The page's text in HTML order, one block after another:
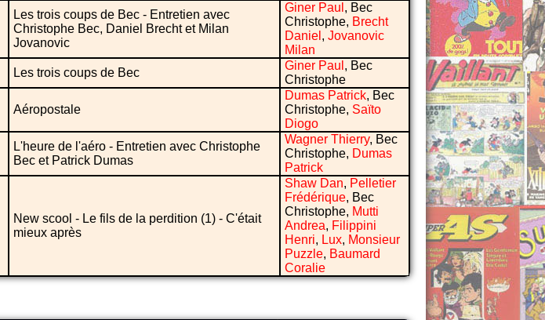
Les trois coups de Bec - Entretien avec
Christophe Bec, Daniel Brecht et Milan
Jovanovic
Giner Paul , Bec
Christophe, Brecht
Daniel , Jovanovic
Milan
Les trois coups de Bec
Giner Paul , Bec
Christophe
Aéropostale
Dumas Patrick, Bec
Christophe, Saïto
Diogo
L'heure de l'aéro - Entretien avec Christophe
Bec et Patrick Dumas
Wagner Thierry, Bec
Christophe, Dumas
Patrick
New scool - Le fils de la perdition (1) - C'était
mieux après
Shaw Dan, Pelletier
Frédérique, Bec
Christophe, Mutti
Andrea, Filippini
Henri, Lux, Monsieur
Puzzle, Baumard
Coralie